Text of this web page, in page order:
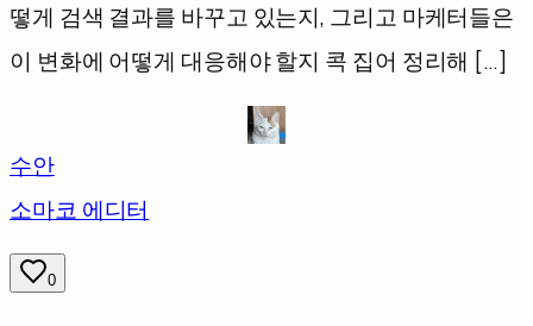
떻게 검색 결과를 바꾸고 있는지, 그리고 마케터들은
이 변화에 어떻게 대응해야 할지 콕 집어 정리해 […]
수안
소마코 에디터
0